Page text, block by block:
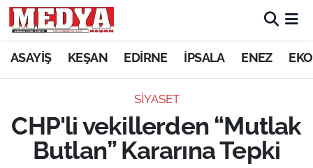
ASAYİŞ KEŞAN EDİRNE İPSALA ENEZ
SİYASET
CHP'li vekillerden “Mutlak
Butlan” Kararına Tepki
KEŞAN
ASAYİŞ
SİYASET